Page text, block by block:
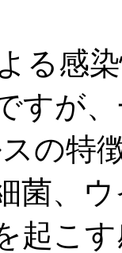
る感
すが
の特
菌、
起こ